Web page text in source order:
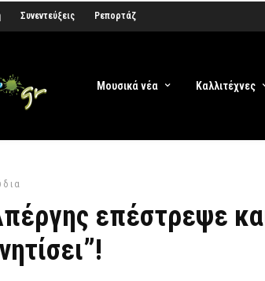
Συνεντεύξεις Ρεπορτάζ
Μουσικά νέα Καλλιτέχνες
επέστρεψε